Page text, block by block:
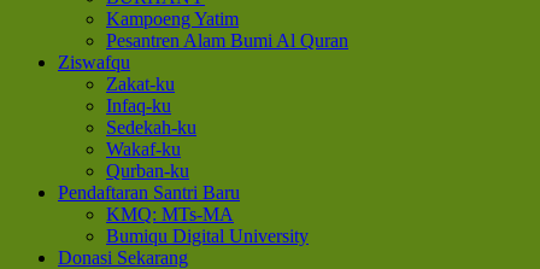
Kampoeng Yatim
Pesantren Alam Bumi Al Quran
Ziswafqu
Zakat-ku
Infaq-ku
Sedekah-ku
Wakaf-ku
Qurban-ku
Pendaftaran Santri Baru
KMQ: MTs-MA
Bumiqu Digital University
Donasi Sekarang